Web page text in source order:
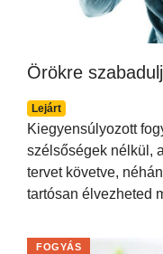
Örökre
Lejárt
Kiegyensúlyozott
szélsőségek nélkül,
tervet követve,
tartósan élvezheted
FOGYÁS